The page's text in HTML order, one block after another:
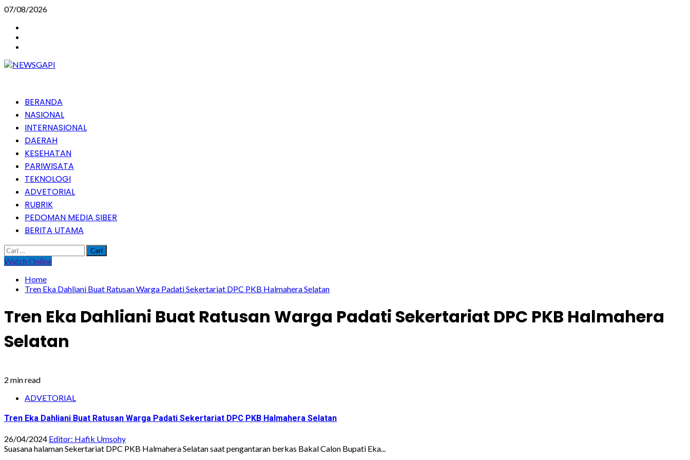
Skip
content
07/08/2026
PrimaryBERANDA
NASIONAL
INTERNASIONAL
DAERAH
KESEHATAN
PARIWISATA
TEKNOLOGI
ADVETORIAL
RUBRIK
PEDOMAN MEDIA SIBER
BERITA UTAMA
Cari
untuk:
Watch Online
Home
Tren Eka Dahliani Buat Ratusan Warga Padati Sekertariat DPC PKB Halmahera Selatan
Tren Eka Dahliani Buat Ratusan Warga Padati Sekertariat DPC PKB Halmahera
Selatan
2 min read
ADVETORIAL
Tren Eka Dahliani Buat Ratusan Warga Padati Sekertariat DPC PKB Halmahera Selatan
26/04/2024 Editor: Hafik Umsohy
Suasana halaman Sekertariat DPC PKB Halmahera Selatan saat pengantaran berkas Bakal Calon Bupati Eka...